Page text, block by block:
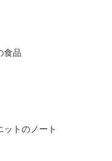
食品
ットのノート